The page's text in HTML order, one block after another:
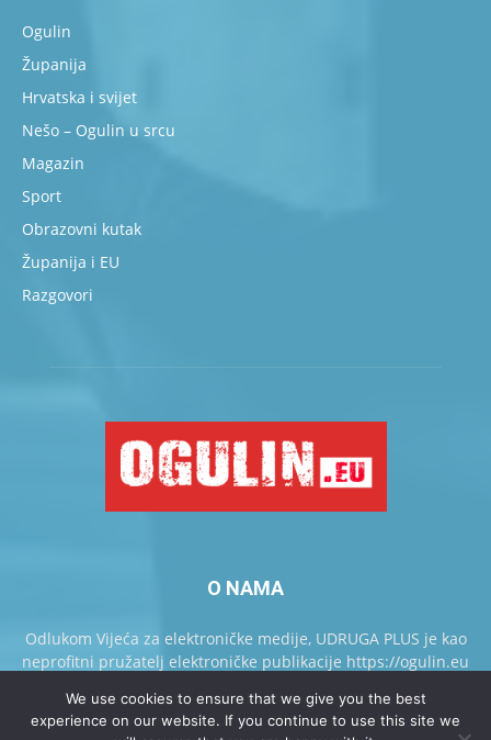
Ogulin
Županija
Hrvatska i svijet
Nešo – Ogulin u srcu
Magazin
Sport
Obrazovni kutak
Županija i EU
Razgovori
O NAMA
Odlukom Vijeća za elektroničke medije, UDRUGA PLUS je kao
neprofitni pružatelj elektroničke publikacije https://ogulin.eu
We use cookies to ensure that we give you the best
experience on our website. If you continue to use this site we